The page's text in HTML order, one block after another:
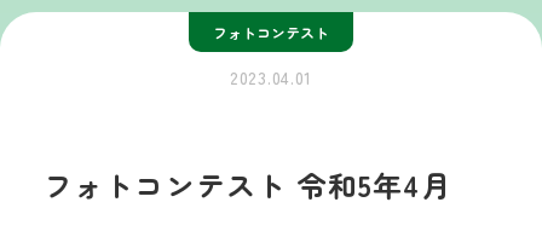
フォトコンテスト
2023.04.01
フォトコンテスト 令和5年4月